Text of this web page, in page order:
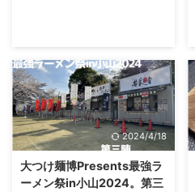
2024/4/18
大つけ麺博Presents最強ラ
ーメン祭in小山2024。第三